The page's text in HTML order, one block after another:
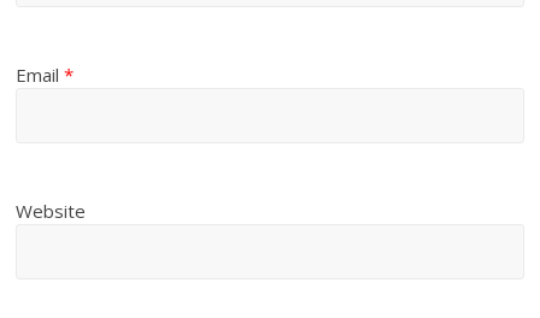
Email*
Website